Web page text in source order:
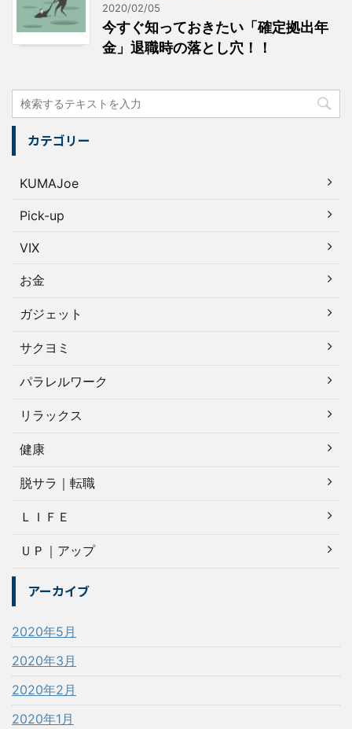
2020/02/05
今すぐ知っておきたい「確定拠出年
金」退職時の落とし穴！！
カテゴリー
KUMAJoe
Pick-up
VIX
お金
ガジェット
サクヨミ
パラレルワーク
リラックス
健康
脱サラ｜転職
ＬＩＦＥ
ＵＰ｜アップ
アーカイブ
2020年5月
2020年3月
2020年2月
2020年1月